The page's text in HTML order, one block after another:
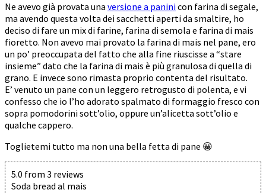
Ne avevo già provata una versione a paninicon farina di segale,
ma avendo questa volta dei sacchetti aperti da smaltire, ho
deciso di fare un mix di farine, farina di semola e farina di mais
fioretto. Non avevo mai provato la farina di mais nel pane, ero
un po’ preoccupata del fatto che alla fine riuscisse a “stare
insieme” dato che la farina di mais è più granulosa di quella di
grano. E invece sono rimasta proprio contenta del risultato.
E’ venuto un pane con un leggero retrogusto di polenta, e vi
confesso che io l’ho adorato spalmato di formaggio fresco con
sopra pomodorini sott’olio, oppure un’alicetta sott’olio e
qualche cappero.
Toglietemi tutto ma non una bella fetta di pane 😀
5.0 from 3 reviews
Soda bread al mais